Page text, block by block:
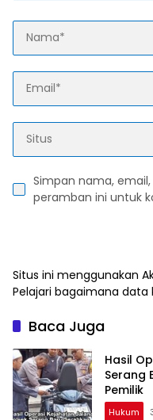
Simpan nama,
peramban ini untuk
Situs ini menggunakan
Pelajari bagaimana
Baca Juga
Hasil
Serang
Pemilik
Hukum